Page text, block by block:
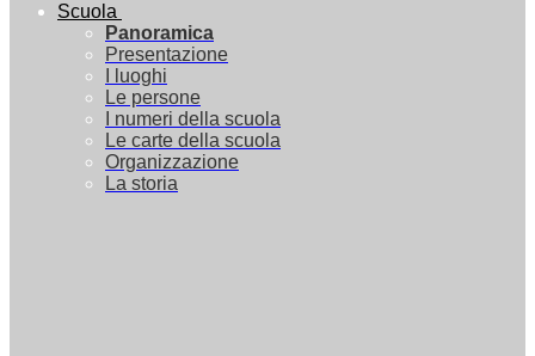
Scuola
Panoramica
Presentazione
I luoghi
Le persone
I numeri della scuola
Le carte della scuola
Organizzazione
La storia